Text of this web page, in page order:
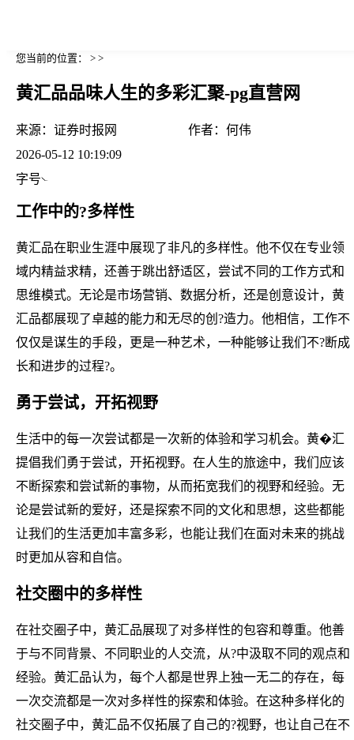
您当前的位置： > >
黄汇品品味人生的多彩汇聚-pg直营网
来源： 证券时报网 作者： 何伟
2026-05-12 10:19:09
字号
工作中的?多样性
黄汇品在职业生涯中展现了非凡的多样性。他不仅在专业领
域内精益求精，还善于跳出舒适区，尝试不同的工作方式和
思维模式。无论是市场营销、数据分析，还是创意设计，黄
汇品都展现了卓越的能力和无尽的创?造力。他相信，工作不
仅仅是谋生的手段，更是一种艺术，一种能够让我们不?断成
长和进步的过程?。
勇于尝试，开拓视野
生活中的每一次尝试都是一次新的体验和学习机会。黄�汇
提倡我们勇于尝试，开拓视野。在人生的旅途中，我们应该
不断探索和尝试新的事物，从而拓宽我们的视野和经验。无
论是尝试新的爱好，还是探索不同的文化和思想，这些都能
让我们的生活更加丰富多彩，也能让我们在面对未来的挑战
时更加从容和自信。
社交圈中的多样性
在社交圈子中，黄汇品展现了对多样性的包容和尊重。他善
于与不同背景、不同职业的人交流，从?中汲取不同的观点和
经验。黄汇品认为，每个人都是世界上独一无二的存在，每
一次交流都是一次对多样性的探索和体验。在这种多样化的
社交圈子中，黄汇品不仅拓展了自己的?视野，也让自己在不